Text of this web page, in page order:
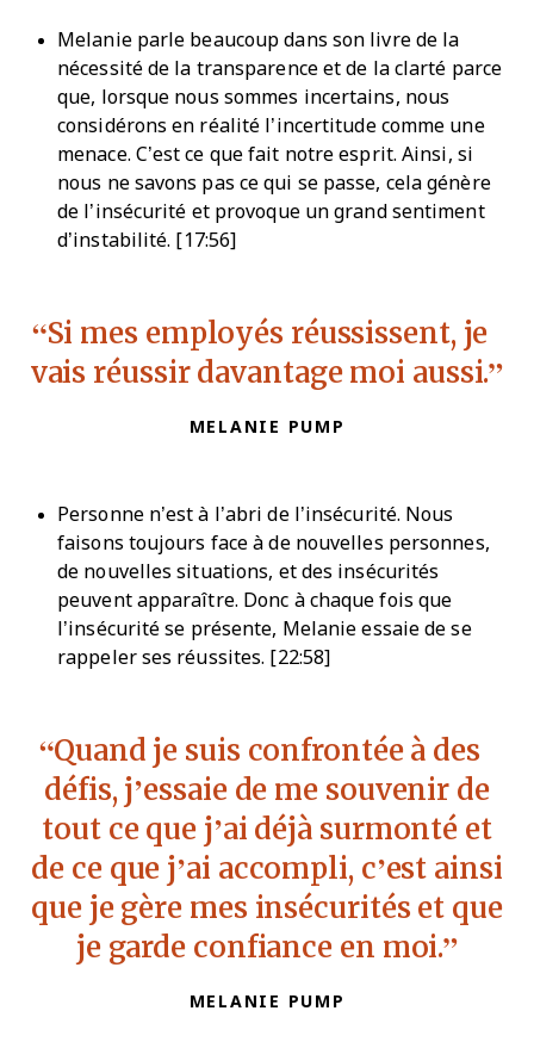
Melanie parle beaucoup dans son livre de la
nécessité de la transparence et de la clarté parce
que, lorsque nous sommes incertains, nous
considérons en réalité l’incertitude comme une
menace. C’est ce que fait notre esprit. Ainsi, si
nous ne savons pas ce qui se passe, cela génère
de l’insécurité et provoque un grand sentiment
d’instabilité. [17:56]
Si mes employés réussissent, je
vais réussir davantage moi aussi.
MELANIE PUMP
Personne n’est à l’abri de l’insécurité. Nous
faisons toujours face à de nouvelles personnes,
de nouvelles situations, et des insécurités
peuvent apparaître. Donc à chaque fois que
l’insécurité se présente, Melanie essaie de se
rappeler ses réussites. [22:58]
Quand je suis confrontée à des
défis, j’essaie de me souvenir de
tout ce que j’ai déjà surmonté et
de ce que j’ai accompli, c’est ainsi
que je gère mes insécurités et que
je garde confiance en moi.
MELANIE PUMP